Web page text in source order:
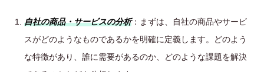
自社の商品・サービスの分析：まずは、自社の商品やサービ
スがどのようなものであるかを明確に定義します。どのよう
な特徴があり、誰に需要があるのか、どのような課題を解決